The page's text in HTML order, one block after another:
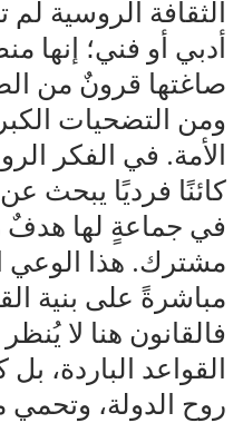
الثقافة الروسية
أدبي أو فني؛ إنها
صاغتها قرونٌ من
ومن التضحيات
الأمة. في الفكر
كائنًا فرديًا يبحث
في جماعةٍ لها
مشترك. هذا الوعي
مباشرةً على بنية
فالقانون هنا لا
القواعد الباردة،
روح الدولة،